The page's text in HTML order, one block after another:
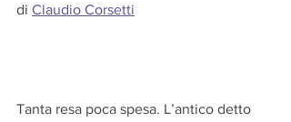
di Claudio Corsetti
Tanta resa poca spesa. L’antico detto